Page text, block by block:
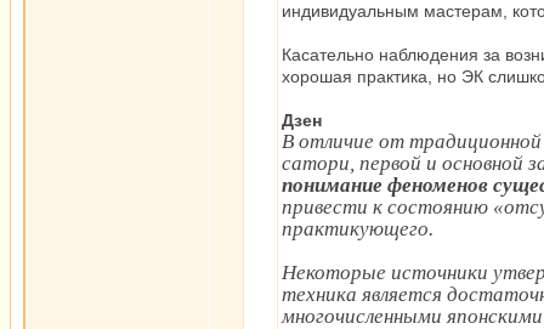
индивидуальным мастерам,
Касательно наблюдения за
хорошая практика, но ЭК
Дзен
В отличие от
сатори, первой и основной
понимание феноменов
привести к состоянию
практикующего.
Некоторые источники
техника является
многочисленными